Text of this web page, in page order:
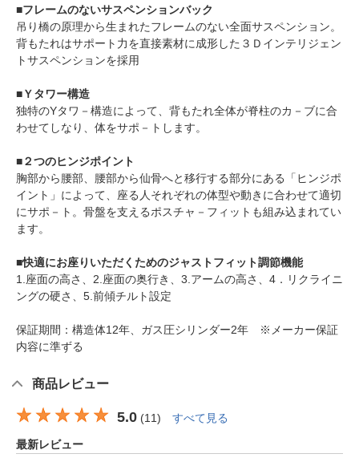
■フレームのないサスペンションバック
吊り橋の原理から生まれたフレームのない全面サスペンション。
背もたれはサポート力を直接素材に成形した３Ｄインテリジェン
トサスペンションを採用
■Ｙタワー構造
独特のYタワ－構造によって、背もたれ全体が脊柱のカ－ブに合
わせてしなり、体をサポ－トします。
■２つのヒンジポイント
胸部から腰部、腰部から仙骨へと移行する部分にある「ヒンジポ
イント」によって、座る人それぞれの体型や動きに合わせて適切
にサポ－ト。骨盤を支えるポスチャ－フィットも組み込まれてい
ます。
■快適にお座りいただくためのジャストフィット調節機能
1.座面の高さ、2.座面の奥行き、3.アームの高さ、4．リクライニ
ングの硬さ、5.前傾チルト設定
保証期間：構造体12年、ガス圧シリンダー2年 ※メーカー保証
内容に準ずる
商品レビュー
5.0 (11) すべて見る
最新レビュー